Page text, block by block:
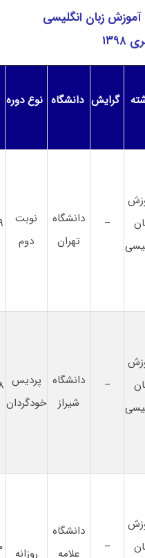
آﻣﻮزش زﺑﺎن انگلیسی
گرایش دانشگاه نوع دوره
–
دانشگاه
تهران
نوبت
دوم
–
دانشگاه
شیراز
پردیس
خودگردان
–
دانشگاه
علامه
روزانه